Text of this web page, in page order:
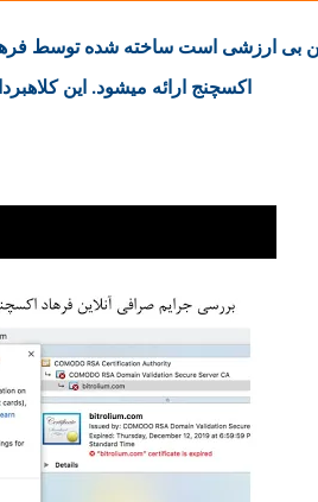
بی ارزشی است ساخته شده توسط
اکسچنج ارائه میشود. این